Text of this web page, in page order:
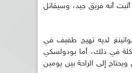
أثبت أنه فريق جيد، وسيقاتل
لديه تهيج طفيف في
في ذلك، أما بودولسكي
إلى الراحة بين يومين